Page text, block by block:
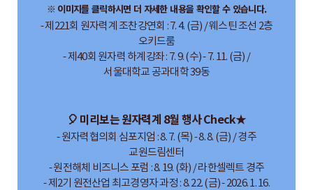
※ 이미지를 클릭하시면 더 자세한 내용을 확인할 수 있습니다.
- 제221회 원자력계 조찬강연회 : 7. 4. (금) / 웨스틴 조선 2층
오키드룸
- 제40회 원자력 하계강좌 : 7. 9. (수) - 7. 11. (금) /
서울대학교 공과대학 39동
🎈 미리보는 원자력계 8월 행사 Check★
- 원자력협의회 심포지엄 : 8. 7. (목) - 8. 8. (금) / 경주
교원드림센터
- 원전해체 비즈니스 포럼 : 8. 19. (화) / 라한셀렉트 경주
- 제2기 원전산업 최고경영자 과정 : 8. 22. (금) - 2026. 1. 16.